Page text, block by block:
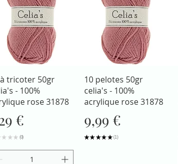
Aperçu rapide
tricoter 50gr
- 100%
rose 31878
€
★ ★ ★ 0
0
Aperçu rapide
10 pelotes 50gr
celia's - 100%
acrylique rose 31878
Prix
9,99 €
★★ ★★ ★ 1
1